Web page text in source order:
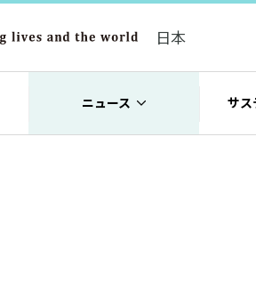
日本
ニュース サス